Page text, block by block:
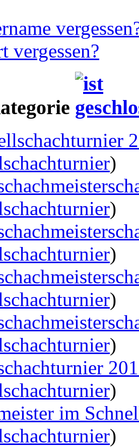
vergessen?
)
)
)
)
)
)
im
)